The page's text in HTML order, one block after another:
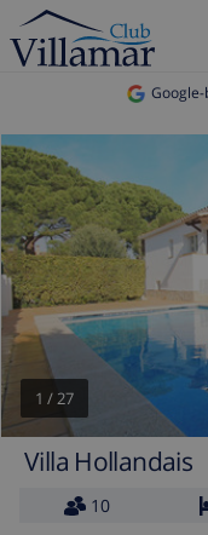
1 /27
Villa Hollandais
10